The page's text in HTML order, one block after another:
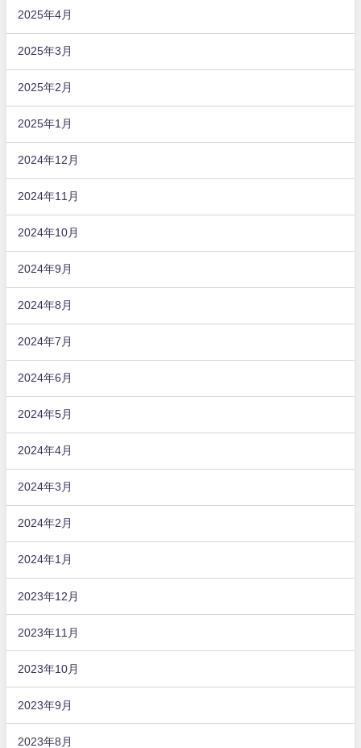
2025年4月
2025年3月
2025年2月
2025年1月
2024年12月
2024年11月
2024年10月
2024年9月
2024年8月
2024年7月
2024年6月
2024年5月
2024年4月
2024年3月
2024年2月
2024年1月
2023年12月
2023年11月
2023年10月
2023年9月
2023年8月